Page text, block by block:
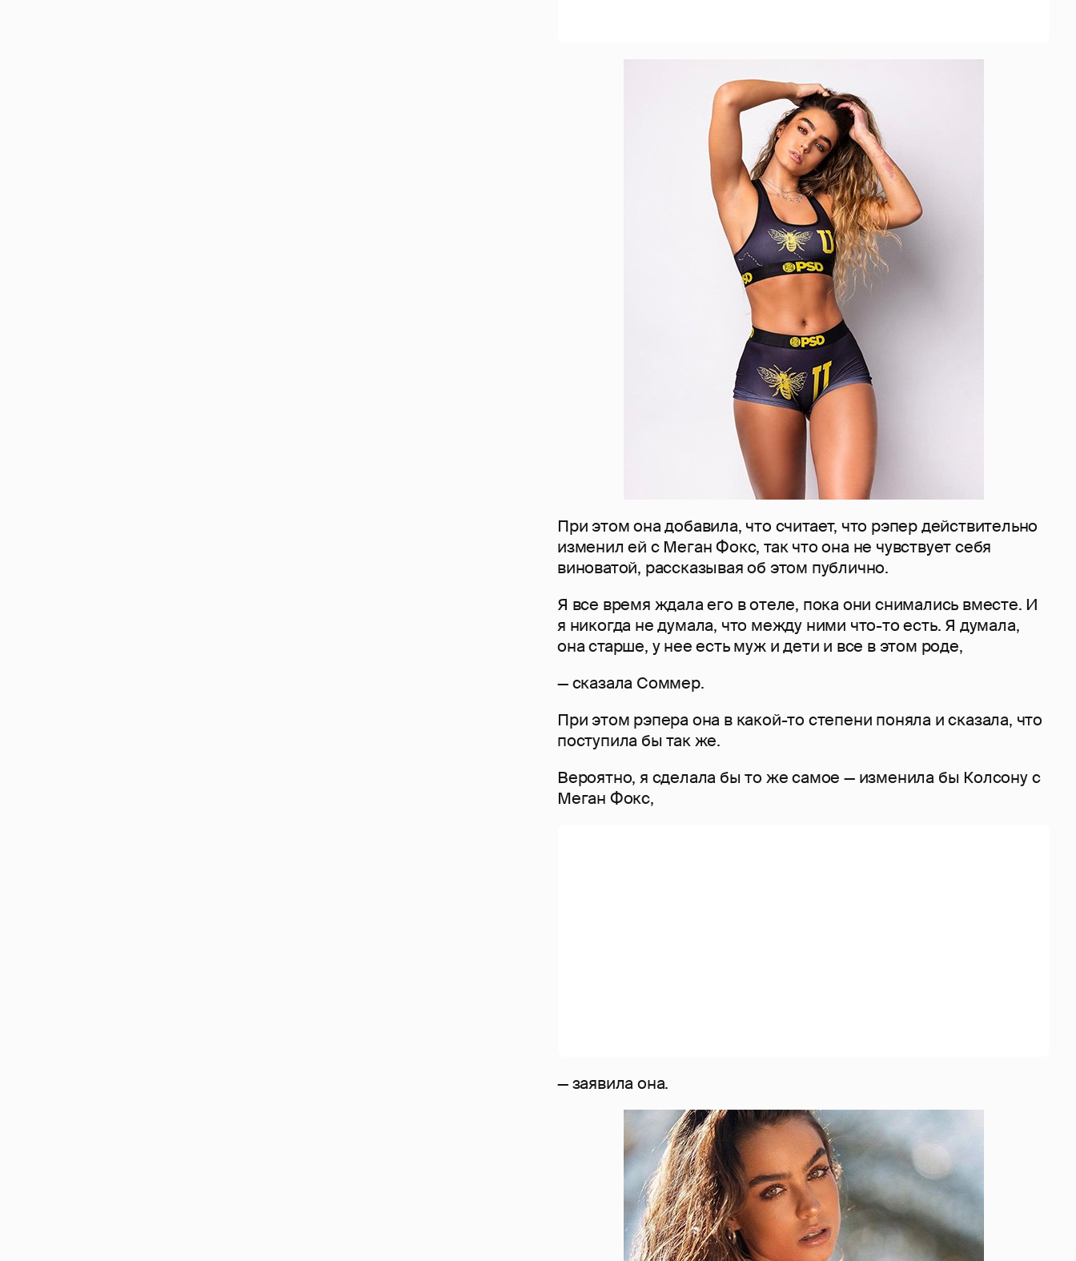
При этом она добавила, что считает, что рэпер действительно
изменил ей с Меган Фокс, так что она не чувствует себя
виноватой, рассказывая об этом публично.
Я все время ждала его в отеле, пока они снимались вместе. И
я никогда не думала, что между ними что-то есть. Я думала,
она старше, у нее есть муж и дети и все в этом роде,
— сказала Соммер.
При этом рэпера она в какой-то степени поняла и сказала, что
поступила бы так же.
Вероятно, я сделала бы то же самое — изменила бы Колсону с
Меган Фокс,
— заявила она.